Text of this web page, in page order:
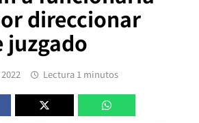
direccionar
juzgado
Lectura 1 minutos